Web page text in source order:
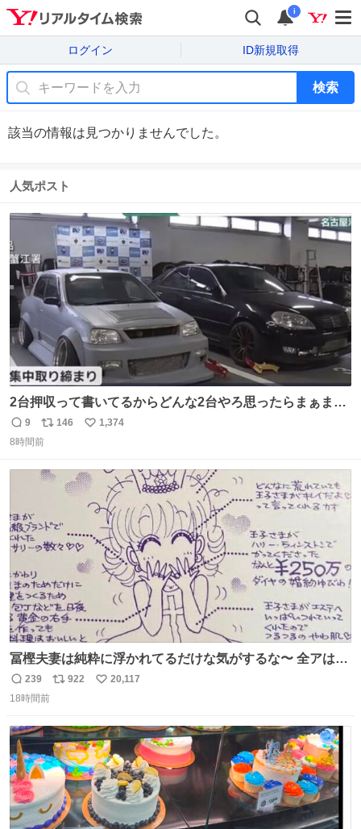
i
ログイン ID新規取得
検索
該当の情報は見つかりませんでした。
人気ポスト
2台押収って書いてるからどんな2台やろ思ったらまぁまぁ
へんてこな1台押収してて笑い止まらん
返
信
9
リ
ポ
ト
146
い
数
1,374
8時間前
冨樫夫妻は純粋に浮かれてるだけな気がするな〜 全アはこ
こに自分の市場価値的なものを上乗せするので、 すっぴん
＆寝起きのボサボサ頭でも「今日も可愛いね」が止まらな
156cm40kg、年中日焼け止めとお友達の私より綺麗な手や
めてもろて とか言う
返
信
239
リ
ト
数
922
い
数
20,117
18時間前